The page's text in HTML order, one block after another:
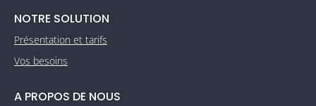
NOTRE SOLUTION
Présentation et tarifs
Vos besoins
A PROPOS DE NOUS